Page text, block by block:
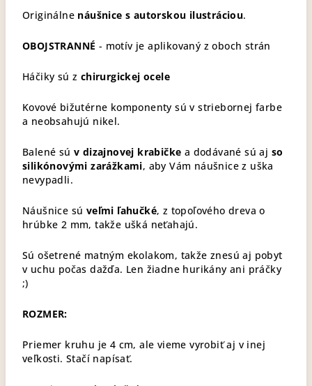
Originálne náušnice s autorskou ilustráciou.
OBOJSTRANNÉ - motív je aplikovaný z oboch strán
Háčiky sú z chirurgickej ocele
Kovové bižutérne komponenty sú v striebornej farbe
a neobsahujú nikel.
Balené sú v dizajnovej krabičke a dodávané sú aj so
silikónovými zarážkami, aby Vám náušnice z uška
nevypadli.
Náušnice sú veľmi ľahučké, z topoľového dreva o
hrúbke 2 mm, takže ušká neťahajú.
Sú ošetrené matným ekolakom, takže znesú aj pobyt
v uchu počas dažďa. Len žiadne hurikány ani práčky
;)
ROZMER:
Priemer kruhu je 4 cm, ale vieme vyrobiť aj v inej
veľkosti. Stačí napísať.